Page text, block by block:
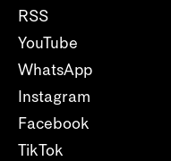
RSS
YouTube
WhatsApp
Instagram
Facebook
TikTok